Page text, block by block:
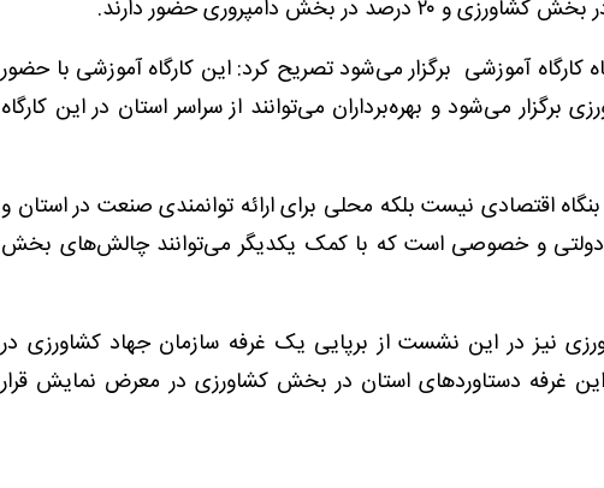
کارگاه آموزشی برگزار می‌شود تصریح کرد: این کارگاه آموزشی با حضور
برگزار می‌شود و بهره‌برداران می‌توانند از سراسر استان در این کارگاه
اقتصادی نیست بلکه محلی برای ارائه توانمندی صنعت در استان و
و خصوصی است که با کمک یکدیگر می‌توانند چالش‌های بخش
نیز در این نشست از برپایی یک غرفه سازمان جهاد کشاورزی در
غرفه دستاوردهای استان در بخش کشاورزی در معرض نمایش قرار